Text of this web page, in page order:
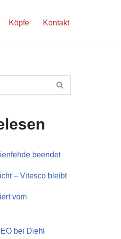
Köpfe Kontakt
beendet
– Vitesco bleibt
vom
bei Diehl